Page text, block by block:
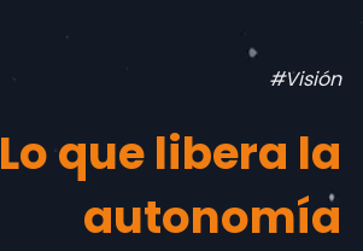
#Visión
Lo que libera la
autonomía